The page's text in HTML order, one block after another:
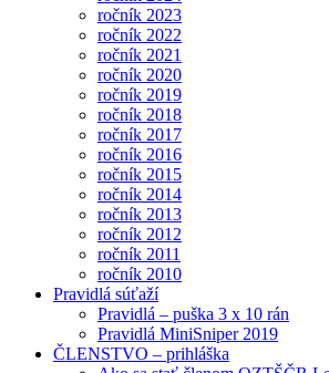
ročník 2023
ročník 2022
ročník 2021
ročník 2020
ročník 2019
ročník 2018
ročník 2017
ročník 2016
ročník 2015
ročník 2014
ročník 2013
ročník 2012
ročník 2011
ročník 2010
Pravidlá súťaží
Pravidlá – puška 3 x 10 rán
Pravidlá MiniSniper 2019
ČLENSTVO – prihláška